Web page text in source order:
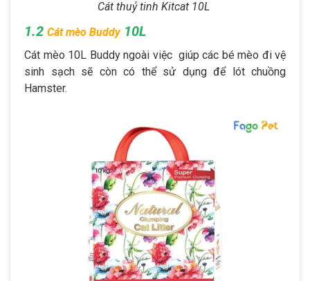
Cát thuỷ tinh Kitcat 10L
1.2 Cát mèo Buddy10L
Cát mèo 10L Buddy ngoài việc giúp các bé mèo đi vệ
sinh sạch sẽ còn có thể sử dụng để lót chuồng
Hamster.